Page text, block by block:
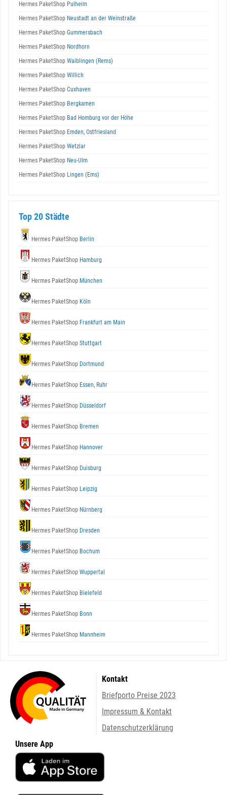
Hermes PaketShop Pulheim
Hermes PaketShop Neustadt an der Weinstraße
Hermes PaketShop Gummersbach
Hermes PaketShop Nordhorn
Hermes PaketShop Waiblingen (Rems)
Hermes PaketShop Willich
Hermes PaketShop Cuxhaven
Hermes PaketShop Bergkamen
Hermes PaketShop Bad Homburg vor der Höhe
Hermes PaketShop Emden, Ostfriesland
Hermes PaketShop Wetzlar
Hermes PaketShop Neu-Ulm
Hermes PaketShop Lingen (Ems)
Top 20 Städte
Hermes PaketShop Berlin
Hermes PaketShop Hamburg
Hermes PaketShop München
Hermes PaketShop Köln
Hermes PaketShop Frankfurt am Main
Hermes PaketShop Stuttgart
Hermes PaketShop Dortmund
Hermes PaketShop Essen, Ruhr
Hermes PaketShop Düsseldorf
Hermes PaketShop Bremen
Hermes PaketShop Hannover
Hermes PaketShop Duisburg
Hermes PaketShop Leipzig
Hermes PaketShop Nürnberg
Hermes PaketShop Dresden
Hermes PaketShop Bochum
Hermes PaketShop Wuppertal
Hermes PaketShop Bielefeld
Hermes PaketShop Bonn
Hermes PaketShop Mannheim
Kontakt
Briefporto Preise 2023
Impressum & Kontakt
Datenschutzerklärung
Unsere App